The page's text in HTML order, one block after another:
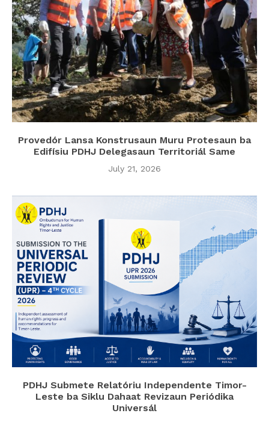
Provedór Lansa Konstrusaun Muru Protesaun ba
Edifísiu PDHJ Delegasaun Territoriál Same
July 21, 2026
PDHJ Submete Relatóriu Independente Timor-
Leste ba Siklu Dahaat Revizaun Periódika
Universál